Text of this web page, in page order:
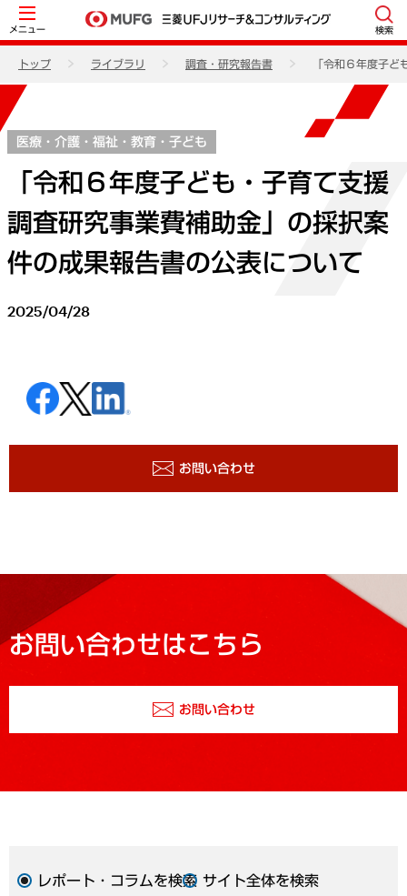
メニュー 検索
トップ ライブラリ 調査・研究報告書 「令和６年度子
医療・介護・福祉・教育・子ども
「令和６年度子ども・子育て支援
調査研究事業費補助金」の採択案
件の成果報告書の公表について
2025/04/28
お問い合わせ
お問い合わせはこちら
お問い合わせ
レポート・コラムを検索 サイト全体を検索